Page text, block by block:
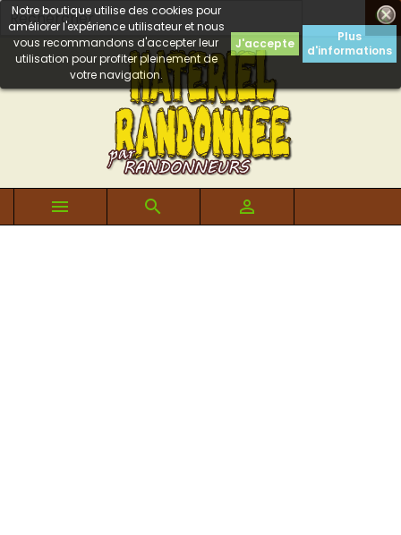

Notre boutique utilise des cookies pour
améliorer l'expérience utilisateur et nous
vous recommandons d'accepter leur
utilisation pour profiter pleinement de
votre navigation.
J'accepte
Plus
d'informations
  